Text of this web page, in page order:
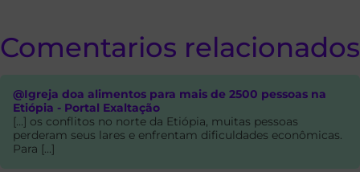
Comentarios relacionados
@Igreja doa alimentos para mais de 2500 pessoas na
Etiópia - Portal Exaltação
[…] os conflitos no norte da Etiópia, muitas pessoas
perderam seus lares e enfrentam dificuldades econômicas.
Para […]